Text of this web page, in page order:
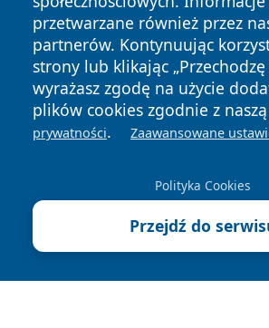
przetwarzane również przez
partnerów. Kontynuując
strony lub klikając
wyrażasz zgodę na użycie
plików cookies zgodnie z naszą
prywatności. Zaawansowane
Polityka Cookies
Przejdź do
Copyright © 2026 24piaseczno.pl
zastrzeżone.
News Autorzy
Polityka
Prywatności